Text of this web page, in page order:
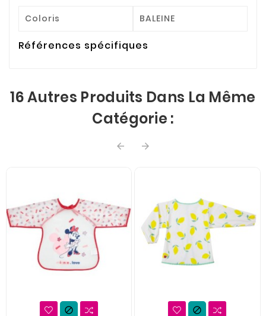
Coloris BALEINE
Références spécifiques
16 Autres Produits Dans La Même
Catégorie :
 
 